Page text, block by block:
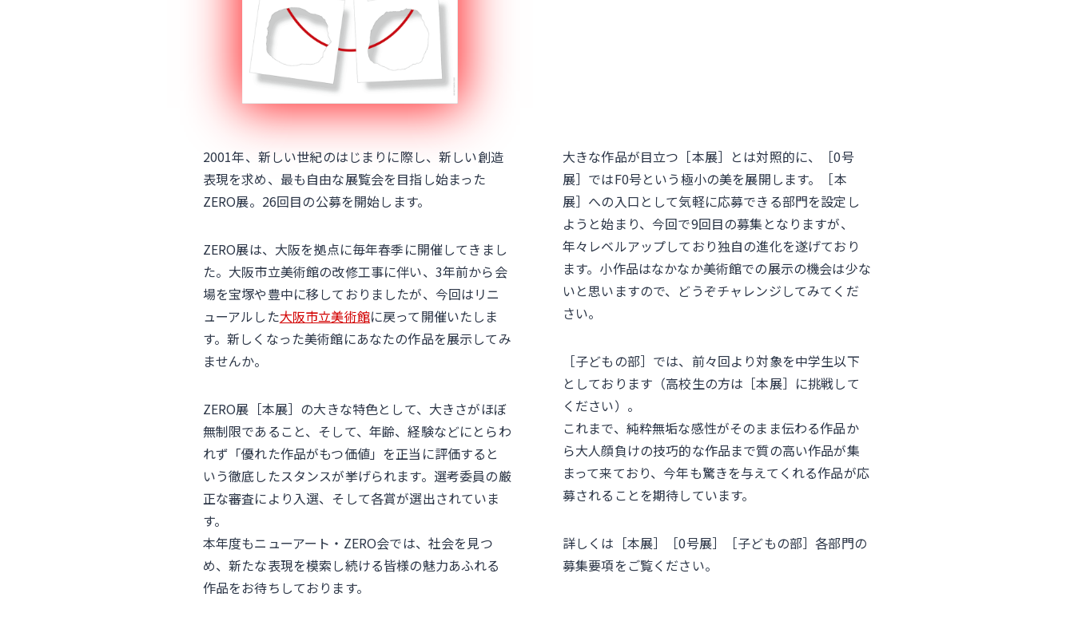
2001年、新しい世紀のはじまりに際し、新しい創造
表現を求め、最も自由な展覧会を目指し始まった
ZERO展。26回目の公募を開始します。
ZERO展は、大阪を拠点に毎年春季に開催してきまし
た。大阪市立美術館の改修工事に伴い、3年前から会
場を宝塚や豊中に移しておりましたが、今回はリニ
ューアルした大阪市立美術館に戻って開催いたしま
す。新しくなった美術館にあなたの作品を展示してみ
ませんか。
ZERO展［本展］の大きな特色として、大きさがほぼ
無制限であること、そして、年齢、経験などにとらわ
れず「優れた作品がもつ価値」を正当に評価すると
いう徹底したスタンスが挙げられます。選考委員の厳
正な審査により入選、そして各賞が選出されていま
す。
本年度もニューアート・ZERO会では、社会を見つ
め、新たな表現を模索し続ける皆様の魅力あふれる
作品をお待ちしております。
大きな作品が目立つ［本展］とは対照的に、［0号
展］ではF0号という極小の美を展開します。［本
展］への入口として気軽に応募できる部門を設定し
ようと始まり、今回で9回目の募集となりますが、
年々レベルアップしており独自の進化を遂げており
ます。小作品はなかなか美術館での展示の機会は少な
いと思いますので、どうぞチャレンジしてみてくだ
さい。
［子どもの部］では、前々回より対象を中学生以下
としております（高校生の方は［本展］に挑戦して
ください）。
これまで、純粋無垢な感性がそのまま伝わる作品か
ら大人顔負けの技巧的な作品まで質の高い作品が集
まって来ており、今年も驚きを与えてくれる作品が応
募されることを期待しています。
詳しくは［本展］［0号展］［子どもの部］各部門の
募集要項をご覧ください。